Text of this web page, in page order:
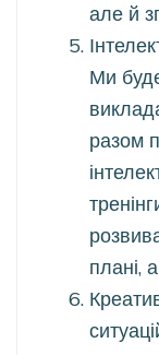
але й
Ми
разом
плані,